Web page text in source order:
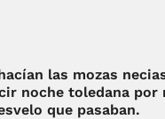
las mozas
noche toledana por
que pasaban.